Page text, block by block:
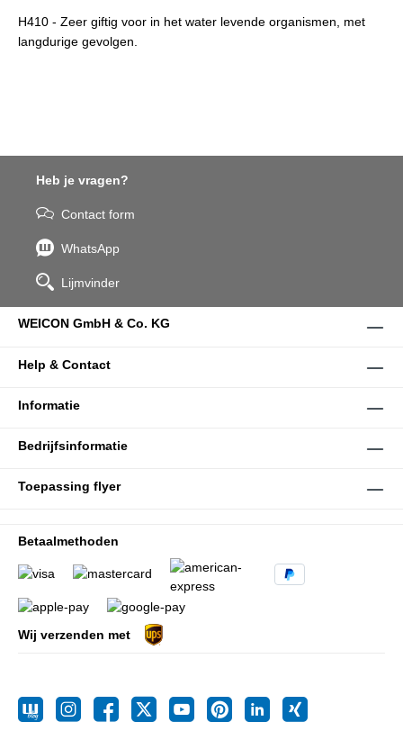
H410 - Zeer giftig voor in het water levende organismen, met
langdurige gevolgen.
Heb je vragen?
Contact form
WhatsApp
Lijmvinder
WEICON GmbH & Co. KG
Help & Contact
Informatie
Bedrijfsinformatie
Toepassing flyer
Betaalmethoden
Wij verzenden met